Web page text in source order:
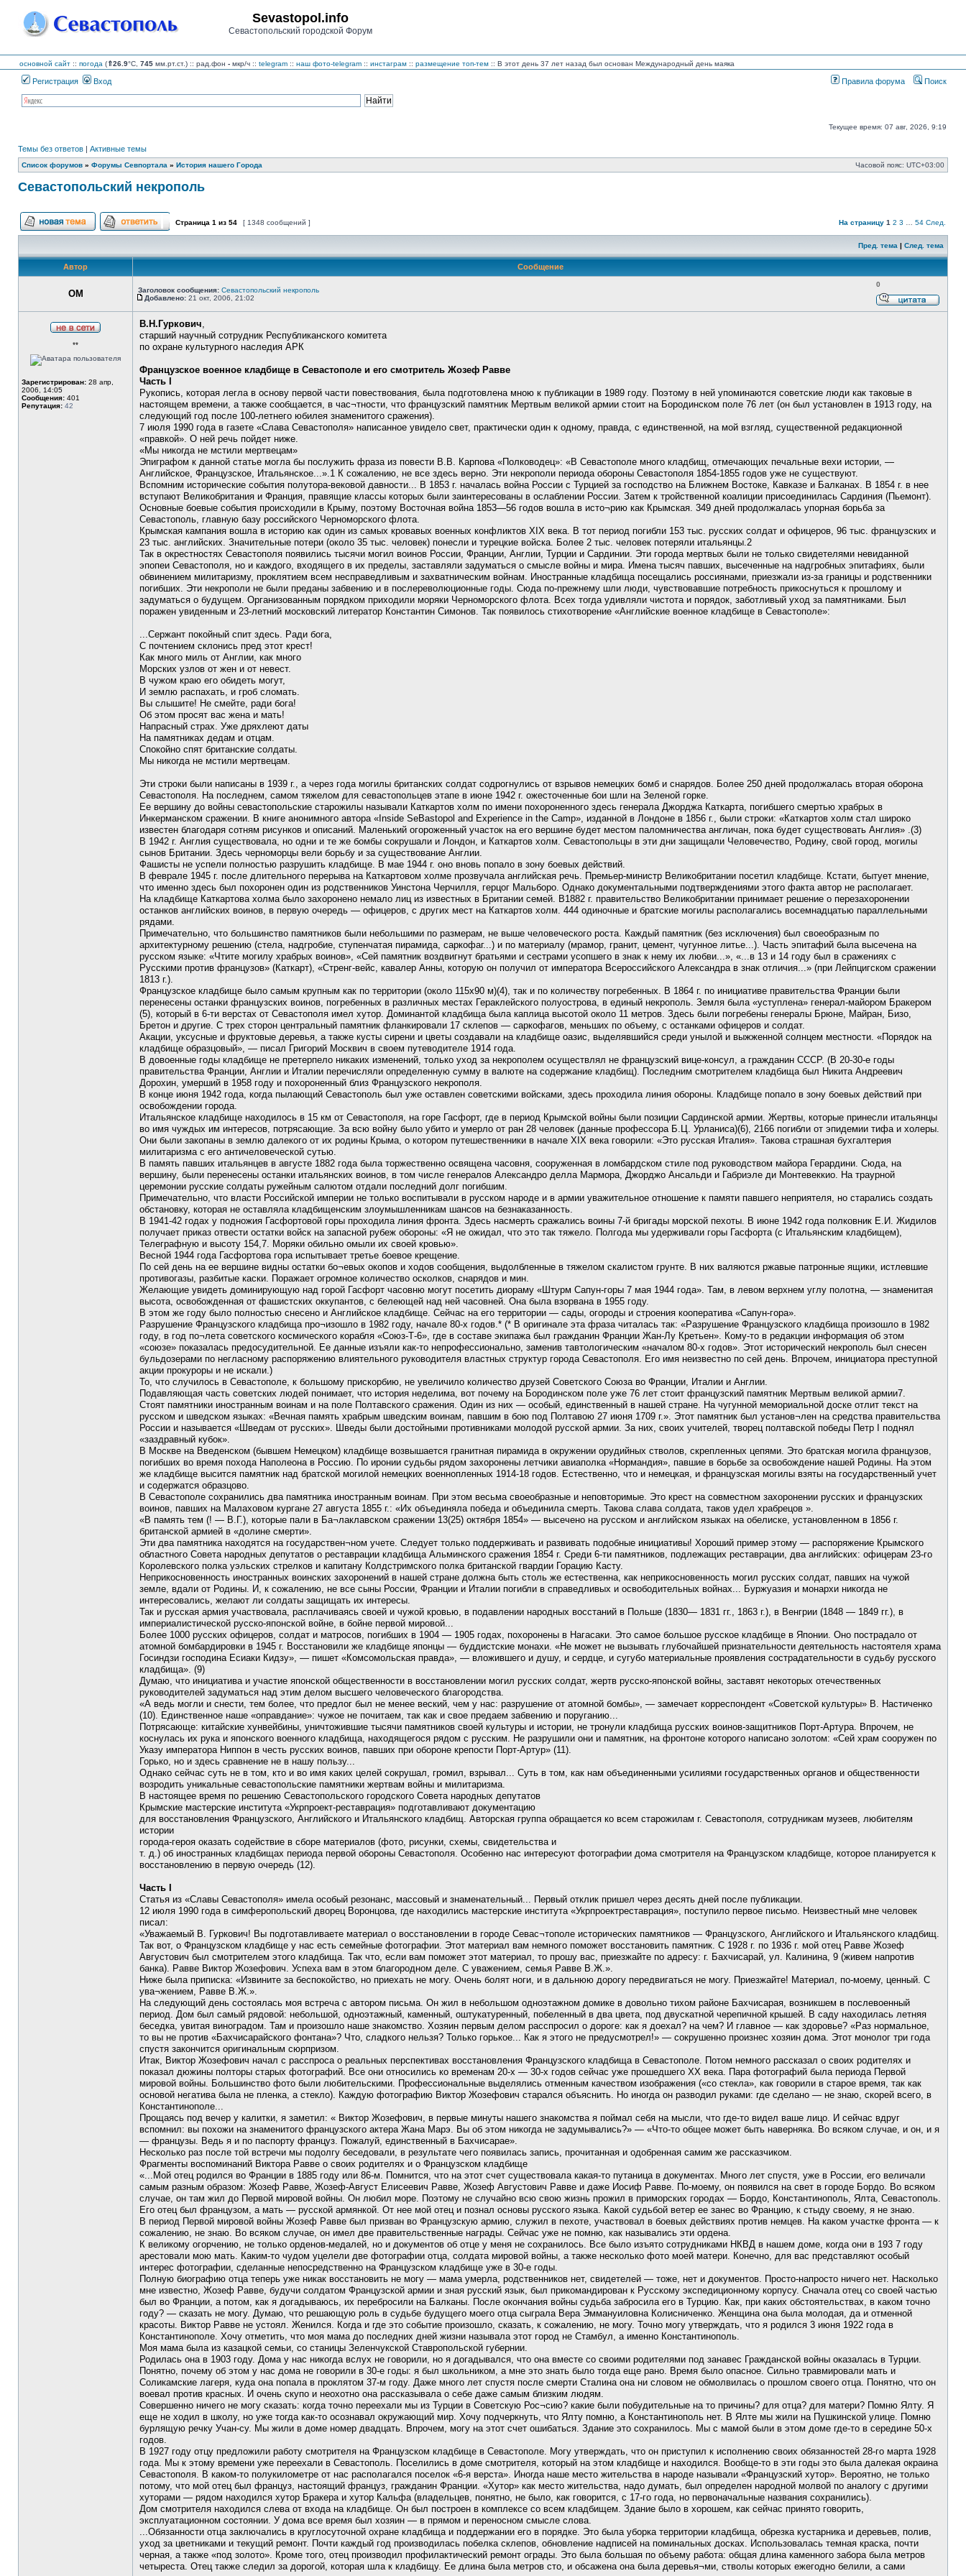
Sevastopol.info
Севастопольский городской Форум
основной сайт :: погода (⇑26.9°C, 745 мм.рт.ст.) :: рад.фон - мкр/ч :: telegram :: наш фото-telegram :: инстаграм :: размещение топ-тем :: В этот день 37 лет назад был основан Международный день маяка
Регистрация Вход Правила форума Поиск
Текущее время: 07 авг, 2026, 9:19
Темы без ответов | Активные темы
Список форумов » Форумы Севпортала » История нашего Города Часовой пояс: UTC+03:00
Севастопольский некрополь
Начать новую тему Ответить на тему
Страница 1 из 54 [ 1348 сообщений ] На страницу 1 2 3 54 След.
Пред. тема | След. тема
Автор Сообщение
OM Заголовок сообщения: Севастопольский некрополь
Сообщение
Добавлено: 21 окт, 2006, 21:02
0
**
Зарегистрирован: 28 апр,
2006, 14:05
Сообщения: 401
Репутация: 42
В.Н.Гуркович,
старший научный сотрудник Республиканского комитета
по охране культурного наследия АРК
Французское военное кладбище в Севастополе и его смотритель Жозеф Равве
Часть I
Рукопись, которая легла в основу первой части повествования, была подготовлена мною к публикации в 1989 году. Поэтому в ней упоминаются советские люди как таковые в
настоящем времени, а также сообщается, в час¬тности, что французский памятник Мертвым великой армии стоит на Бородинском поле 76 лет (он был установлен в 1913 году, на
следующий год после 100-летнего юбилея знаменитого сражения).
7 июля 1990 года в газете «Слава Севастополя» написанное увидело свет, практически один к одному, правда, с единственной, на мой взгляд, существенной редакционной
«правкой». О ней речь пойдет ниже.
«Мы никогда не мстили мертвецам»
Эпиграфом к данной статье могла бы послужить фраза из повести В.В. Карпова «Полководец»: «В Севастополе много кладбищ, отмечающих печальные вехи истории, —
Английское, Французское, Итальянское...».1 К сожалению, не все здесь верно. Эти некрополи периода обороны Севастополя 1854-1855 годов уже не существуют.
Вспомним исторические события полутора-вековой давности... В 1853 г. началась война России с Турцией за господство на Ближнем Востоке, Кавказе и Балканах. В 1854 г. в нее
вступают Великобритания и Франция, правящие классы которых были заинтересованы в ослаблении России. Затем к тройственной коалиции присоединилась Сардиния (Пьемонт).
Основные боевые события происходили в Крыму, поэтому Восточная война 1853—56 годов вошла в исто¬рию как Крымская. 349 дней продолжалась упорная борьба за
Севастополь, главную базу российского Черноморского флота.
Крымская кампания вошла в историю как один из самых кровавых военных конфликтов XIX века. В тот период погибли 153 тыс. русских солдат и офицеров, 96 тыс. французских и
23 тыс. английских. Значительные потери (около 35 тыс. человек) понесли и турецкие войска. Более 2 тыс. человек потеряли итальянцы.2
Так в окрестностях Севастополя появились тысячи могил воинов России, Франции, Англии, Турции и Сардинии. Эти города мертвых были не только свидетелями невиданной
эпопеи Севастополя, но и каждого, входящего в их пределы, заставляли задуматься о смысле войны и мира. Имена тысяч павших, высеченные на надгробных эпитафиях, были
обвинением милитаризму, проклятием всем несправедливым и захватническим войнам. Иностранные кладбища посещались россиянами, приезжали из-за границы и родственники
погибших. Эти некрополи не были преданы забвению и в послереволюционные годы. Сюда по-прежнему шли люди, чувствовавшие потребность прикоснуться к прошлому и
задуматься о будущем. Организованным порядком приходили моряки Черноморского флота. Всех тогда удивляли чистота и порядок, заботливый уход за памятниками. Был
поражен увиденным и 23-летний московский литератор Константин Симонов. Так появилось стихотворение «Английские военное кладбище в Севастополе»:
...Сержант покойный спит здесь. Ради бога,
С почтением склонись пред этот крест!
Как много миль от Англии, как много
Морских узлов от жен и от невест.
В чужом краю его обидеть могут,
И землю распахать, и гроб сломать.
Вы слышите! Не смейте, ради бога!
Об этом просят вас жена и мать!
Напрасный страх. Уже дряхлеют даты
На памятниках дедам и отцам.
Спокойно спят британские солдаты.
Мы никогда не мстили мертвецам.
Эти строки были написаны в 1939 г., а через года могилы британских солдат содрогнулись от взрывов немецких бомб и снарядов. Более 250 дней продолжалась вторая оборона
Севастополя. На последнем, самом тяжелом для севастопольцев этапе в июне 1942 г. ожесточенные бои шли на Зеленой горке.
Ее вершину до войны севастопольские старожилы называли Каткартов холм по имени похороненного здесь генерала Джорджа Каткарта, погибшего смертью храбрых в
Инкерманском сражении. В книге анонимного автора «Inside SeBastopol and Experience in the Camp», изданной в Лондоне в 1856 г., были строки: «Каткартов холм стал широко
известен благодаря сотням рисунков и описаний. Маленький огороженный участок на его вершине будет местом паломничества англичан, пока будет существовать Англия» .(3)
В 1942 г. Англия существовала, но одни и те же бомбы сокрушали и Лондон, и Каткартов холм. Севастопольцы в эти дни защищали Человечество, Родину, свой город, могилы
сынов Британии. Здесь черноморцы вели борьбу и за существование Англии.
Фашисты не успели полностью разрушить кладбище. В мае 1944 г. оно вновь попало в зону боевых действий.
В феврале 1945 г. после длительного перерыва на Каткартовом холме прозвучала английская речь. Премьер-министр Великобритании посетил кладбище. Кстати, бытует мнение,
что именно здесь был похоронен один из родственников Уинстона Черчилля, герцог Мальборо. Однако документальными подтверждениями этого факта автор не располагает.
На кладбище Каткартова холма было захоронено немало лиц из известных в Британии семей. В1882 г. правительство Великобритании принимает решение о перезахоронении
останков английских воинов, в первую очередь — офицеров, с других мест на Каткартов холм. 444 одиночные и братские могилы располагались восемнадцатью параллельными
рядами.
Примечательно, что большинство памятников были небольшими по размерам, не выше человеческого роста. Каждый памятник (без исключения) был своеобразным по
архитектурному решению (стела, надгробие, ступенчатая пирамида, саркофаг...) и по материалу (мрамор, гранит, цемент, чугунное литье...). Часть эпитафий была высечена на
русском языке: «Чтите могилу храбрых воинов», «Сей памятник воздвигнут братьями и сестрами усопшего в знак к нему их любви...», «...в 13 и 14 году был в сражениях с
Русскими против французов» (Каткарт), «Стренг-вейс, кавалер Анны, которую он получил от императора Всероссийского Александра в знак отличия...» (при Лейпцигском сражении
1813 г.).
Французское кладбище было самым крупным как по территории (около 115х90 м)(4), так и по количеству погребенных. В 1864 г. по инициативе правительства Франции были
перенесены останки французских воинов, погребенных в различных местах Гераклейского полуострова, в единый некрополь. Земля была «уступлена» генерал-майором Бракером
(5), который в 6-ти верстах от Севастополя имел хутор. Доминантой кладбища была каплица высотой около 11 метров. Здесь были погребены генералы Брюне, Майран, Бизо,
Бретон и другие. С трех сторон центральный памятник фланкировали 17 склепов — саркофагов, меньших по объему, с останками офицеров и солдат.
Акации, уксусные и фруктовые деревья, а также кусты сирени и цветы создавали на кладбище оазис, выделявшийся среди унылой и выжженной солнцем местности. «Порядок на
кладбище образцовый», — писал Григорий Москвич в своем путеводителе 1914 года.
В довоенные годы кладбище не претерпело никаких изменений, только уход за некрополем осуществлял не французский вице-консул, а гражданин СССР. (В 20-30-е годы
правительства Франции, Англии и Италии перечисляли определенную сумму в валюте на содержание кладбищ). Последним смотрителем кладбища был Никита Андреевич
Дорохин, умерший в 1958 году и похороненный близ Французского некрополя.
В конце июня 1942 года, когда пылающий Севастополь был уже оставлен советскими войсками, здесь проходила линия обороны. Кладбище попало в зону боевых действий при
освобождении города.
Итальянское кладбище находилось в 15 км от Севастополя, на горе Гасфорт, где в период Крымской войны были позиции Сардинской армии. Жертвы, которые принесли итальянцы
во имя чуждых им интересов, потрясающие. За всю войну было убито и умерло от ран 28 человек (данные профессора Б.Ц. Урланиса)(6), 2166 погибли от эпидемии тифа и холеры.
Они были закопаны в землю далекого от их родины Крыма, о котором путешественники в начале XIX века говорили: «Это русская Италия». Такова страшная бухгалтерия
милитаризма с его античеловеческой сутью.
В память павших итальянцев в августе 1882 года была торжественно освящена часовня, сооруженная в ломбардском стиле под руководством майора Герардини. Сюда, на
вершину, были перенесены останки итальянских воинов, в том числе генералов Александро делла Мармора, Джорджо Ансальди и Габриэле ди Монтевеккио. На траурной
церемонии русские солдаты ружейным салютом отдали последний долг погибшим.
Примечательно, что власти Российской империи не только воспитывали в русском народе и в армии уважительное отношение к памяти павшего неприятеля, но старались создать
обстановку, которая не оставляла кладбищенским злоумышленникам шансов на безнаказанность.
В 1941-42 годах у подножия Гасфортовой горы проходила линия фронта. Здесь насмерть сражались воины 7-й бригады морской пехоты. В июне 1942 года полковник Е.И. Жидилов
получает приказ отвести остатки войск на запасной рубеж обороны: «Я не ожидал, что это так тяжело. Полгода мы удерживали горы Гасфорта (с Итальянским кладбищем),
Телеграфную и высоту 154,7. Моряки обильно омыли их своей кровью».
Весной 1944 года Гасфортова гора испытывает третье боевое крещение.
По сей день на ее вершине видны остатки бо¬евых окопов и ходов сообщения, выдолбленные в тяжелом скалистом грунте. В них валяются ржавые патронные ящики, истлевшие
противогазы, разбитые каски. Поражает огромное количество осколков, снарядов и мин.
Желающие увидеть доминирующую над горой Гасфорт часовню могут посетить диораму «Штурм Сапун-горы 7 мая 1944 года». Там, в левом верхнем углу полотна, — знаменитая
высота, освобожденная от фашистских оккупантов, с белеющей над ней часовней. Она была взорвана в 1955 году.
В этом же году было полностью снесено и Английское кладбище. Сейчас на его территории — сады, огороды и строения кооператива «Сапун-гора».
Разрушение Французского кладбища про¬изошло в 1982 году, начале 80-х годов.* (* В оригинале эта фраза читалась так: «Разрушение Французского кладбища произошло в 1982
году, в год по¬лета советского космического корабля «Союз-Т-6», где в составе экипажа был гражданин Франции Жан-Лу Кретьен». Кому-то в редакции информация об этом
«союзе» показалась предосудительной. Ее данные изъяли как-то непрофессионально, заменив тавтологическим «началом 80-х годов». Этот исторический некрополь был снесен
бульдозерами по негласному распоряжению влиятельного руководителя властных структур города Севастополя. Его имя неизвестно по сей день. Впрочем, инициатора преступной
акции прокуроры и не искали.)
То, что случилось в Севастополе, к большому прискорбию, не увеличило количество друзей Советского Союза во Франции, Италии и Англии.
Подавляющая часть советских людей понимает, что история неделима, вот почему на Бородинском поле уже 76 лет стоит французский памятник Мертвым великой армии7.
Стоят памятники иностранным воинам и на поле Полтавского сражения. Один из них — особый, единственный в нашей стране. На чугунной мемориальной доске отлит текст на
русском и шведском языках: «Вечная память храбрым шведским воинам, павшим в бою под Полтавою 27 июня 1709 г.». Этот памятник был установ¬лен на средства правительства
России и называется «Шведам от русских». Шведы были достойными противниками молодой русской армии. За них, своих учителей, творец полтавской победы Петр I поднял
«заздравный кубок».
В Москве на Введенском (бывшем Немецком) кладбище возвышается гранитная пирамида в окружении орудийных стволов, скрепленных цепями. Это братская могила французов,
погибших во время похода Наполеона в Россию. По иронии судьбы рядом захоронены летчики авиаполка «Нормандия», павшие в борьбе за освобождение нашей Родины. На этом
же кладбище высится памятник над братской могилой немецких военнопленных 1914-18 годов. Естественно, что и немецкая, и французская могилы взяты на государственный учет
и содержатся образцово.
В Севастополе сохранились два памятника иностранным воинам. При этом весьма своеобразные и неповторимые. Это крест на совместном захоронении русских и французских
воинов, павших на Малаховом кургане 27 августа 1855 г.: «Их объединяла победа и объединила смерть. Такова слава солдата, таков удел храбрецов ».
«В память тем (! — В.Г.), которые пали в Ба¬лаклавском сражении 13(25) октября 1854» — высечено на русском и английском языках на обелиске, установленном в 1856 г.
британской армией в «долине смерти».
Эти два памятника находятся на государствен¬ном учете. Следует только поддерживать и развивать подобные инициативы! Хороший пример этому — распоряжение Крымского
областного Совета народных депутатов о реставрации кладбища Альминского сражения 1854 г. Среди 6-ти памятников, подлежащих реставрации, два английских: офицерам 23-го
Королевского полка уэльских стрелков и капитану Колдстримского полка британской гвардии Горацию Касту.
Неприкосновенность иностранных воинских захоронений в нашей стране должна быть столь же естественна, как неприкосновенность могил русских солдат, павших на чужой
земле, вдали от Родины. И, к сожалению, не все сыны России, Франции и Италии погибли в справедливых и освободительных войнах... Буржуазия и монархи никогда не
интересовались, желают ли солдаты защищать их интересы.
Так и русская армия участвовала, расплачиваясь своей и чужой кровью, в подавлении народных восстаний в Польше (1830— 1831 гг., 1863 г.), в Венгрии (1848 — 1849 гг.), в
империалистической русско-японской войне, в бойне первой мировой...
Более 1000 русских офицеров, солдат и матросов, погибших в 1904 — 1905 годах, похоронены в Нагасаки. Это самое большое русское кладбище в Японии. Оно пострадало от
атомной бомбардировки в 1945 г. Восстановили же кладбище японцы — буддистские монахи. «Не может не вызывать глубочайшей признательности деятельность настоятеля храма
Госиндзи господина Есиаки Кидзу», — пишет «Комсомольская правда», — вложившего и душу, и сердце, и сугубо материальные проявления сострадательности в судьбу русского
кладбища». (9)
Думаю, что инициатива и участие японской общественности в восстановлении могил русских солдат, жертв русско-японской войны, заставят некоторых отечественных
руководителей задуматься над этим делом высшего человеческого благородства.
«А ведь могли и снести, тем более, что предлог был не менее веский, чем у нас: разрушение от атомной бомбы», — замечает корреспондент «Советской культуры» В. Настиченко
(10). Единственное наше «оправдание»: чужое не почитаем, так как и свое предаем забвению и поруганию...
Потрясающе: китайские хунвейбины, уничтожившие тысячи памятников своей культуры и истории, не тронули кладбища русских воинов-защитников Порт-Артура. Впрочем, не
коснулась их рука и японского военного кладбища, находящегося рядом с русским. Не разрушили они и памятник, на фронтоне которого написано золотом: «Сей храм сооружен по
Указу императора Ниппон в честь русских воинов, павших при обороне крепости Порт-Артур» (11).
Горько, но и здесь сравнение не в нашу пользу...
Однако сейчас суть не в том, кто и во имя каких целей сокрушал, громил, взрывал... Суть в том, как нам объединенными усилиями государственных органов и общественности
возродить уникальные севастопольские памятники жертвам войны и милитаризма.
В настоящее время по решению Севастопольского городского Совета народных депутатов
Крымские мастерские института «Укрпроект-реставрация» подготавливают документацию
для восстановления Французского, Английского и Итальянского кладбищ. Авторская группа обращается ко всем старожилам г. Севастополя, сотрудникам музеев, любителям
истории
города-героя оказать содействие в сборе материалов (фото, рисунки, схемы, свидетельства и
т. д.) об иностранных кладбищах периода первой обороны Севастополя. Особенно нас интересуют фотографии дома смотрителя на Французском кладбище, которое планируется к
восстановлению в первую очередь (12).
Часть I
Статья из «Славы Севастополя» имела особый резонанс, массовый и знаменательный... Первый отклик пришел через десять дней после публикации.
12 июля 1990 года в симферопольский дворец Воронцова, где находились мастерские института «Укрпроектреставрация», поступило первое письмо. Неизвестный мне человек
писал:
«Уважаемый В. Гуркович! Вы подготавливаете материал о восстановлении в городе Севас¬тополе исторических памятников — Французского, Английского и Итальянского кладбищ.
Так вот, о Французском кладбище у нас есть семейные фотографии. Этот материал вам немного поможет восстановить памятник. С 1928 г. по 1936 г. мой отец Равве Жозеф
Августович был смотрителем этого кладбища. Так что, если вам поможет этот материал, то прошу вас, приезжайте по адресу: г. Бахчисарай, ул. Калинина, 9 (живем напротив
банка). Равве Виктор Жозефович. Успеха вам в этом благородном деле. С уважением, семья Равве В.Ж.».
Ниже была приписка: «Извините за беспокойство, но приехать не могу. Очень болят ноги, и в дальнюю дорогу передвигаться не могу. Приезжайте! Материал, по-моему, ценный. С
ува¬жением, Равве В.Ж.».
На следующий день состоялась моя встреча с автором письма. Он жил в небольшом одноэтажном домике в довольно тихом районе Бахчисарая, возникшем в послевоенный
период. Дом был самый рядовой: небольшой, одноэтажный, каменный, оштукатуренный, побеленный в два цвета, под двускатной черепичной крышей. В саду находилась летняя
беседка, увитая виноградом. Там и произошло наше знакомство. Хозяин первым делом расспросил о дороге: как я доехал? на чем? И главное — как здоровье? «Раз нормальное,
то вы не против «Бахчисарайского фонтана»? Что, сладкого нельзя? Только горькое... Как я этого не предусмотрел!» — сокрушенно произнес хозяин дома. Этот монолог три года
спустя закончится оригинальным сюрпризом.
Итак, Виктор Жозефович начал с расспроса о реальных перспективах восстановления Французского кладбища в Севастополе. Потом немного рассказал о своих родителях и
показал дюжины полторы старых фотографий. Все они относились ко временам 20-х — 30-х годов сейчас уже прошедшего XX века. Пара фотографий была периода Первой
мировой войны. Большинство фото были любительскими. Профессиональные выделялись отменным качеством изображения («со стекла», как говорили в старое время, так как
основой негатива была не пленка, а стекло). Каждую фотографию Виктор Жозефович старался объяснить. Но иногда он разводил руками: где сделано — не знаю, скорей всего, в
Константинополе...
Прощаясь под вечер у калитки, я заметил: « Виктор Жозефович, в первые минуты нашего знакомства я поймал себя на мысли, что где-то видел ваше лицо. И сейчас вдруг
вспомнил: вы похожи на знаменитого французского актера Жана Марэ. Вы об этом никогда не задумывались?» — «Что-то общее может быть наверняка. Во всяком случае, и он, и я
— французы. Ведь я и по паспорту француз. Пожалуй, единственный в Бахчисарае».
Несколько раз после той встречи мы подолгу беседовали, в результате чего появилась запись, прочитанная и одобренная самим же рассказчиком.
Фрагменты воспоминаний Виктора Равве о своих родителях и о Французском кладбище
«...Мой отец родился во Франции в 1885 году или 86-м. Помнится, что на этот счет существовала какая-то путаница в документах. Много лет спустя, уже в России, его величали
самым разным образом: Жозеф Равве, Жозеф-Август Елисеевич Равве, Жозеф Августович Равве и даже Иосиф Равве. По-моему, он появился на свет в городе Бордо. Во всяком
случае, он там жил до Первой мировой войны. Он любил море. Поэтому не случайно всю свою жизнь прожил в приморских городах — Бордо, Константинополь, Ялта, Севастополь.
Его отец был французом, а мать — русской армянкой. От нее мой отец и познал основы русского языка. Какой судьбой ветер ее занес во Францию, к стыду своему, я не знаю.
В период Первой мировой войны Жозеф Равве был призван во Французскую армию, служил в пехоте, участвовал в боевых действиях против немцев. На каком участке фронта — к
сожалению, не знаю. Во всяком случае, он имел две правительственные награды. Сейчас уже не помню, как назывались эти ордена.
К великому огорчению, не только орденов-медалей, но и документов об отце у меня не сохранилось. Все было изъято сотрудниками НКВД в нашем доме, когда они в 193 7 году
арестовали мою мать. Каким-то чудом уцелели две фотографии отца, солдата мировой войны, а также несколько фото моей матери. Конечно, для вас представляют особый
интерес фотографии, сделанные непосредственно на Французском кладбище уже в 30-е годы.
Полную биографию отца теперь уже никак восстановить не могу — мама умерла, родственников нет, свидетелей — тоже, нет и документов. Просто-напросто ничего нет. Насколько
мне известно, Жозеф Равве, будучи солдатом Французской армии и зная русский язык, был прикомандирован к Русскому экспедиционному корпусу. Сначала отец со своей частью
был во Франции, а потом, как я догадываюсь, их перебросили на Балканы. После окончания войны судьба забросила его в Турцию. Как, при каких обстоятельствах, в каком точно
году? — сказать не могу. Думаю, что решающую роль в судьбе будущего моего отца сыграла Вера Эммануиловна Колисниченко. Женщина она была молодая, да и отменной
красоты. Виктор Равве не устоял. Женился. Когда и где это событие произошло, сказать, к сожалению, не могу. Точно могу утверждать, что я родился 3 июня 1922 года в
Константинополе. Хочу отметить, что моя мама до последних дней жизни называла этот город не Стамбул, а именно Константинополь.
Моя мама была из казацкой семьи, со станицы Зеленчукской Ставропольской губернии.
Родилась она в 1903 году. Дома у нас никогда вслух не говорили, но я догадывался, что она вместе со своими родителями под занавес Гражданской войны оказалась в Турции.
Понятно, почему об этом у нас дома не говорили в 30-е годы: я был школьником, а мне это знать было тогда еще рано. Время было опасное. Сильно травмировали мать и
Соликамские лагеря, куда она попала в проклятом 37-м году. Даже много лет спустя после смерти Сталина она ни словом не обмолвилась о прошлом своего отца. Понятно, что он
воевал против красных. И очень скупо и неохотно она рассказывала о себе даже самым близким людям.
Совершенно ничего не могу сказать: когда точно переехали мы из Турции в Советскую Рос¬сию? какие были побудительные на то причины? для отца? для матери? Помню Ялту. Я
еще не ходил в школу, но уже тогда как-то осознавал окружающий мир. Хочу подчеркнуть, что Ялту помню, а Константинополь нет. В Ялте мы жили на Пушкинской улице. Помню
бурлящую речку Учан-су. Мы жили в доме номер двадцать. Впрочем, могу на этот счет ошибаться. Здание это сохранилось. Мы с мамой были в этом доме где-то в середине 50-х
годов.
В 1927 году отцу предложили работу смотрителя на Французском кладбище в Севастополе. Могу утверждать, что он приступил к исполнению своих обязанностей 28-го марта 1928
года. Мы к этому времени уже переехали в Севастополь. Поселились в доме смотрителя, который на этом кладбище и находился. Вообще-то в эти годы это была далекая окраина
Севастополя. В каком-то полукилометре от нас располагался поселок «6-я верста». Иногда наше место жительства в народе называли «Французский хутор». Вероятно, не только
потому, что мой отец был француз, настоящий француз, гражданин Франции. «Хутор» как место жительства, надо думать, был определен народной молвой по аналогу с другими
хуторами — рядом находился хутор Бракера и хутор Кальфа (владельцев, понятно, не было, как говорится, с 17-го года, но первоначальные названия сохранились).
Дом смотрителя находился слева от входа на кладбище. Он был построен в комплексе со всем кладбищем. Здание было в хорошем, как сейчас принято говорить,
эксплуатационном состоянии. У дома все время был хозяин — в прямом и переносном смысле слова.
...Обязанности отца заключались в круглосуточной охране кладбища и поддержании его в порядке. Это была уборка территории кладбища, обрезка кустарника и деревьев, полив,
уход за цветниками и текущий ремонт. Почти каждый год производилась побелка склепов, обновление надписей на поминальных досках. Использовалась темная краска, почти
черная, а также «под золото». Кроме того, отец производил профилактический ремонт ограды. Это была большая по объему работа: общая длина каменного забора была метров
четыреста. Отец также следил за дорогой, которая шла к кладбищу. Ее длина была метров сто, и обсажена она была деревья¬ми, стволы которых ежегодно белили, а сами